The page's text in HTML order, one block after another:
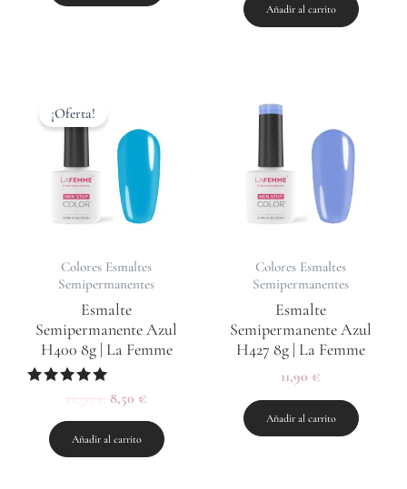
de 5Añadir al carrito
¡Oferta!
Colores Esmaltes
Semipermanentes
Esmalte
Semipermanente Azul
H400 8g | La Femme
Valorado
5.00
de 5
11,90€
original
era:
11,90 €.
8,50 €
es:
8,50 €.
Añadir al carrito
Colores Esmaltes
Semipermanentes
Esmalte
Semipermanente Azul
H427 8g | La Femme
11,90 €
Añadir al carrito